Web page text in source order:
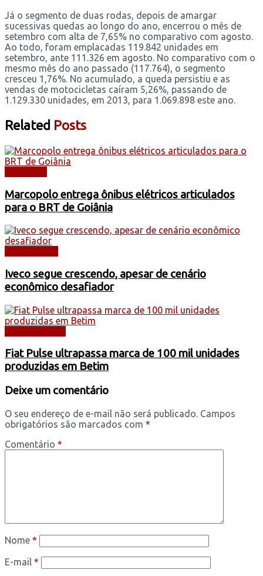
Já o segmento de duas rodas, depois de amargar
sucessivas quedas ao longo do ano, encerrou o mês de
setembro com alta de 7,65% no comparativo com agosto.
Ao todo, foram emplacadas 119.842 unidades em
setembro, ante 111.326 em agosto. No comparativo com o
mesmo mês do ano passado (117.764), o segmento
cresceu 1,76%. No acumulado, a queda persistiu e as
vendas de motocicletas caíram 5,26%, passando de
1.129.330 unidades, em 2013, para 1.069.898 este ano.
Related Posts
Marcopolo entrega ônibus elétricos articulados
para o BRT de Goiânia
Iveco segue crescendo, apesar de cenário
econômico desafiador
Fiat Pulse ultrapassa marca de 100 mil unidades
produzidas em Betim
Deixe um comentário
O seu endereço de e-mail não será publicado. Campos
obrigatórios são marcados com *
Comentário *
Nome *
E-mail *